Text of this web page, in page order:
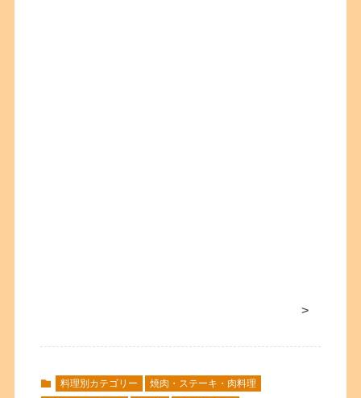
>
料理別カテゴリー
焼肉・ステーキ・肉料理